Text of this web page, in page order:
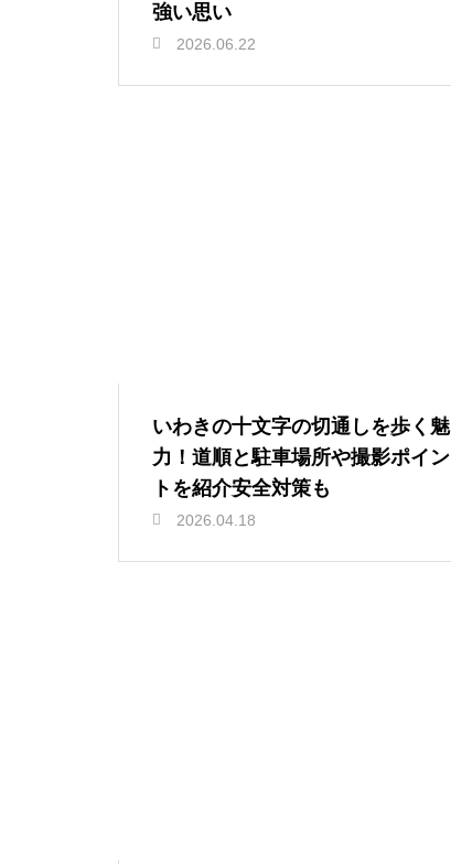
強い思い
2026.06.22
いわきの十文字の切通しを歩く魅
力！道順と駐車場所や撮影ポイン
トを紹介安全対策も
2026.04.18